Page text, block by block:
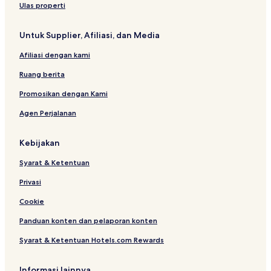
b
P
i
v
a
t
P
l
n
y
l
e
e
p
B
r
w
g
o
l
o
Ulas properti
Untuk Supplier, Afiliasi, dan Media
Afiliasi dengan kami
Ruang berita
Promosikan dengan Kami
Agen Perjalanan
Kebijakan
Syarat & Ketentuan
Privasi
Cookie
Panduan konten dan pelaporan konten
Syarat & Ketentuan Hotels.com Rewards